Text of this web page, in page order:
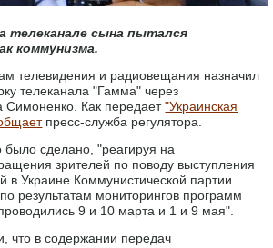
телеканале сына пытался
коммунизма.
телевидения и радиовещания назначил
телеканала "Гамма" через
Симоненко. Как передает"Украинская
пресс-служба регулятора.
было сделано, "реагируя на
зрителей по поводу выступления
в Украине Коммунистической партии
результатам мониторингов программ
9 и 10 марта и 1 и 9 мая".
что в содержании передач